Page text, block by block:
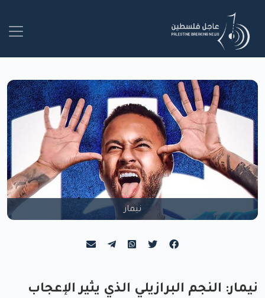
نيمار
نيمار: النجم البرازيلي الذي يثير الإعجاب